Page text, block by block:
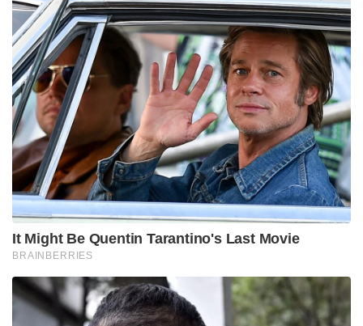
It Might Be Quentin Tarantino's Last Movie
BRAINBERRIES